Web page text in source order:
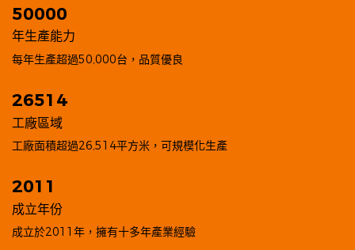
50000
年生產能力
︎每年生產超過50,000台，品質優良
26514
工廠區域
︎工廠面積超過26,514平方米，可規模化生產
2011
成立年份
︎成立於2011年，擁有十多年產業經驗